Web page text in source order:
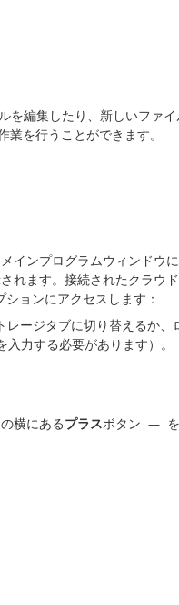
を編集したり、新しいファ
を行うことができます。
インプログラムウィンドウ
れます。接続されたクラウ
ョンにアクセスします：
ージタブに切り替えるか、
力する必要があります）。
横にあるプラスボタン